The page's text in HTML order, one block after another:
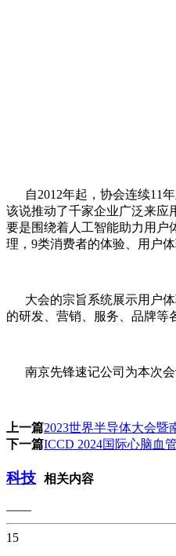
自2012年起，协会连续11年
该说推动了千家企业广泛来应
要是围绕着人工智能助力用户
理，9类消费者的体验、用户
大会的宗旨系统展示用户体
的研发、营销、服务、品牌等
南京先锋速记公司为本次会
上一篇2023世界半导体大会暨
下一篇ICCD 2024国际心脑血
科技 相关内容
——
15